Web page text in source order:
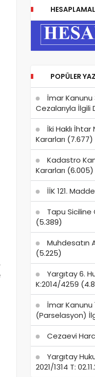
POPÜLER
İmar Kanunu
Cezalarıyla İlgili
İki Haklı
Kararları (7.677)
Kadastro
Kararları (6.005)
İİK 121.
Tapu Siciline
(5.389)
Muhdesatın
(5.225)
Yargıtay 6.
K:2014/4259
İmar Kanunu
(Parselasyon)
Cezaevi
Yargıtay
2021/1314 T: